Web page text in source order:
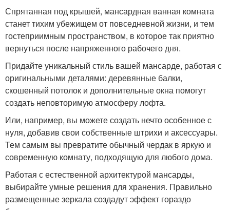
Спрятанная под крышей, мансардная ванная комната
станет тихим убежищем от повседневной жизни, и тем
гостеприимным пространством, в которое так приятно
вернуться после напряженного рабочего дня.
Придайте уникальный стиль вашей мансарде, работая с
оригинальными деталями: деревянные балки,
скошенный потолок и дополнительные окна помогут
создать неповторимую атмосферу лофта.
Или, например, вы можете создать нечто особенное с
нуля, добавив свои собственные штрихи и аксессуары.
Тем самым вы превратите обычный чердак в яркую и
современную комнату, подходящую для любого дома.
Работая с естественной архитектурой мансарды,
выбирайте умные решения для хранения. Правильно
размещенные зеркала создадут эффект гораздо